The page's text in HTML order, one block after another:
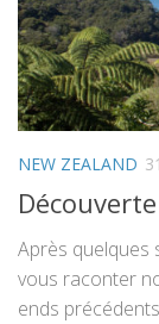
NEW ZEALAND
Après quelques
vous raconter
ends